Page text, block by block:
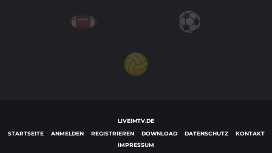
LIVEIMTV.DE
STARTSEITE
ANMELDEN REGISTRIEREN DOWNLOAD DATENSCHUTZ
KONTAKT
IMPRESSUM